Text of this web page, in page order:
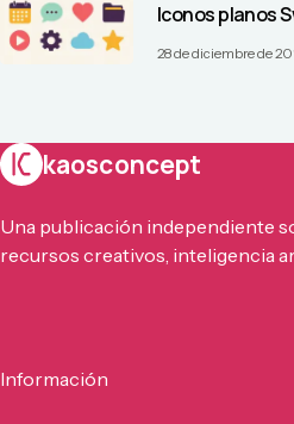
Iconos planos
28 de diciembre de
kaosconcept
Una publicación independiente
recursos creativos, inteligencia
Información